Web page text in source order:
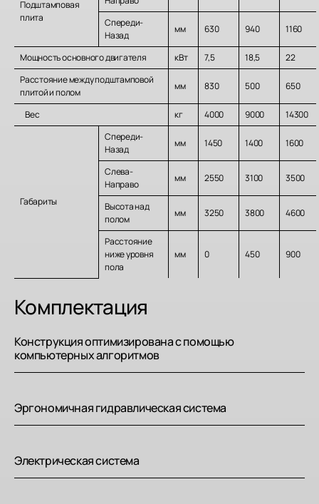
Подштамповая
плита
Спереди-
Назад
мм 630 940 1160
Мощность основного двигателя кВт 7,5 18,5
22
Расстояние между подштамповой
плитой и полом
мм 830 500 650
Вес кг 4000 9000 14300
Габариты
Спереди-
Назад
мм 1450 1400 1600
Слева-
Направо
мм 2550 3100 3500
Высота над
полом
мм 3250 3800 4600
Расстояние
ниже уровня
пола
мм 0 450 900
Комплектация
Конструкция оптимизирована с помощью
компьютерных алгоритмов
Эргономичная гидравлическая система
Электрическая система